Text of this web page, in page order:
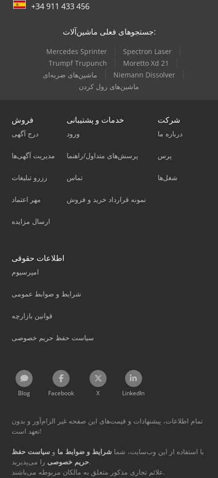
+34 911 433 456
جستجوهای فعلی ماشین‌آلات:
Mercedes Sprinter
Spectron Laser
Trumpf Trupunch
Moretto Xd 21
ماشین‌های ضربه‌ای
Niemann Dissolver
ماشین‌های رول کردن
فروش
درج آگهی
مدیریت آگهی‌ها
رزرو تبلیغات
مهر اعتماد
ارسال مزایده
خدمات و پشتیبانی
ورود
پرسش‌های متداول/راهنما
تماس
نمونه قرارداد خرید و فروش
شرکت
درباره ما
پرس
شغل‌ها
اطلاعات حقوقی
امپرسیوم
شرایط و ضوابط عمومی
قوانین بازارچه
سیاست حفظ حریم خصوصی
Blog Facebook X LinkedIn
تمام اطلاعات، پیشنهادات و قیمت‌های این صفحه غیر الزام‌آور و بدون
تعهد است!
با استفاده از این وب‌سایت، شما شرایط و ضوابط ما و سیاست حفظ
حریم خصوصیرا می‌پذیرید.
علائم تجاری مذکور متعلق به مالکان مربوطه می‌باشند.